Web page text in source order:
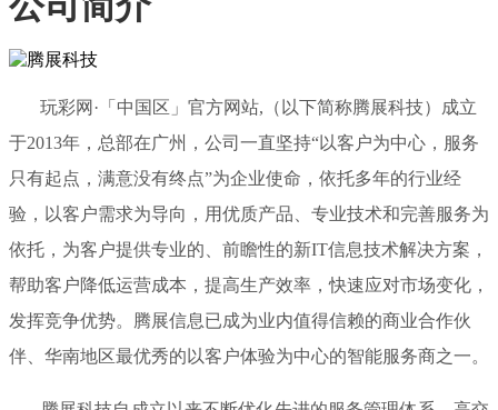
玩彩网·「中国区」官方网站,（以下简称腾展科技）成立
于2013年，总部在广州，公司一直坚持“以客户为中心，服务
只有起点，满意没有终点”为企业使命，依托多年的行业经
验，以客户需求为导向，用优质产品、专业技术和完善服务为
依托，为客户提供专业的、前瞻性的新IT信息技术解决方案，
帮助客户降低运营成本，提高生产效率，快速应对市场变化，
发挥竞争优势。腾展信息已成为业内值得信赖的商业合作伙
伴、华南地区最优秀的以客户体验为中心的智能服务商之一。